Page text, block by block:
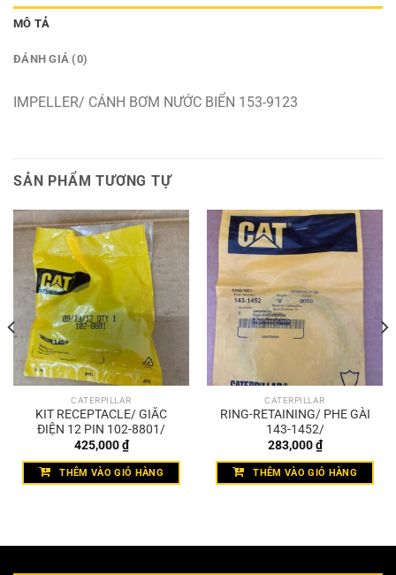
MÔ TẢ
ĐÁNH GIÁ (0)
IMPELLER/ CÁNH BƠM NƯỚC BIỂN 153-9123
SẢN PHẨM TƯƠNG TỰ
CATERPILLAR
KIT RECEPTACLE/ GIẮC
ĐIỆN 12 PIN 102-8801/
425,000₫
THÊM VÀO GIỎ HÀNG
CATERPILLAR
RING-RETAINING/ PHE GÀI
143-1452/
283,000₫
THÊM VÀO GIỎ HÀNG